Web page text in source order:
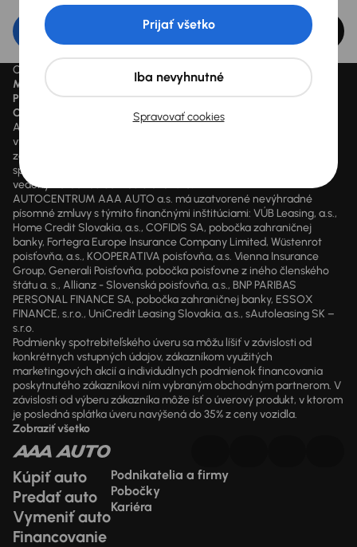
Upraviť filter
Ceny sú vrátane DPH pokiaľ nie je uvedené inak.
Mesačne od
je minimálna možná mesačná splátka.
Preškrtnutý cenový údajje cena pred zľavou.
Cena
je cena aktuálne platná.
AUTOCENTRUM AAA AUTO a.s. je samostatný finančný agent
vykonávajúci finančné sprostredkovanie v sektore poistenia alebo
zaistenia a sektore poskytovania úverov, úverov na bývanie a
spotrebiteľských úverov zapísaný v registri pod číslom 203771
vedený Národnou bankou Slovenska.
AUTOCENTRUM AAA AUTO a.s. má uzatvorené nevýhradné
písomné zmluvy s týmito finančnými inštitúciami: VÚB Leasing, a.s.,
Home Credit Slovakia, a.s., COFIDIS SA, pobočka zahraničnej
banky, Fortegra Europe Insurance Company Limited, Wüstenrot
poisťovňa, a.s., KOOPERATIVA poisťovňa, a.s. Vienna Insurance
Group, Generali Poisťovňa, pobočka poisťovne z iného členského
štátu a. s., Allianz - Slovenská poisťovňa, a.s., BNP PARIBAS
PERSONAL FINANCE SA, pobočka zahraničnej banky, ESSOX
FINANCE, s.r.o., UniCredit Leasing Slovakia, a.s., sAutoleasing SK –
s.r.o.
Podmienky spotrebiteľského úveru sa môžu líšiť v závislosti od
konkrétnych vstupných údajov, zákazníkom využitých
marketingových akcií a individuálnych podmienok financovania
poskytnutého zákazníkovi ním vybraným obchodným partnerom. V
závislosti od výberu zákazníka môže ísť o úverový produkt, v ktorom
je posledná splátka úveru navýšená do 35% z ceny vozidla.
Zobraziť všetko
Kúpiť auto
Predať auto
Vymeniť auto
Financovanie
Podnikatelia a firmy
Pobočky
Kariéra
Spravovať cookies
Iba nevyhnutné
Prijať všetko